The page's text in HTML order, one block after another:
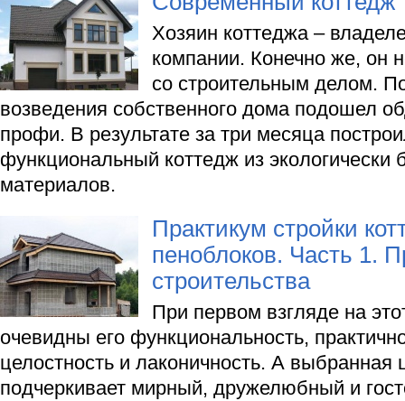
Хозяин коттеджа –
компании. Конечно же, он
со строительным делом.
возведения собственного дома подошел
профи. В результате за три месяца
функциональный коттедж из экологически
материалов.
Практикум стройки
пеноблоков. Часть 1.
строительства
При первом взгляде на
очевидны его функциональность,
целостность и лаконичность. А
подчеркивает мирный, дружелюбный и